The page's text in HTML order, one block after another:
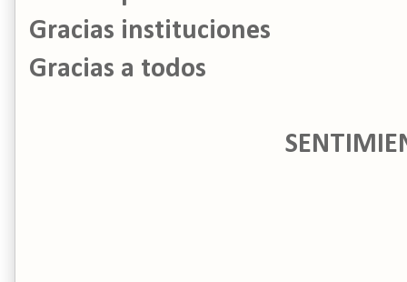
Gracias instituciones
Gracias a todos